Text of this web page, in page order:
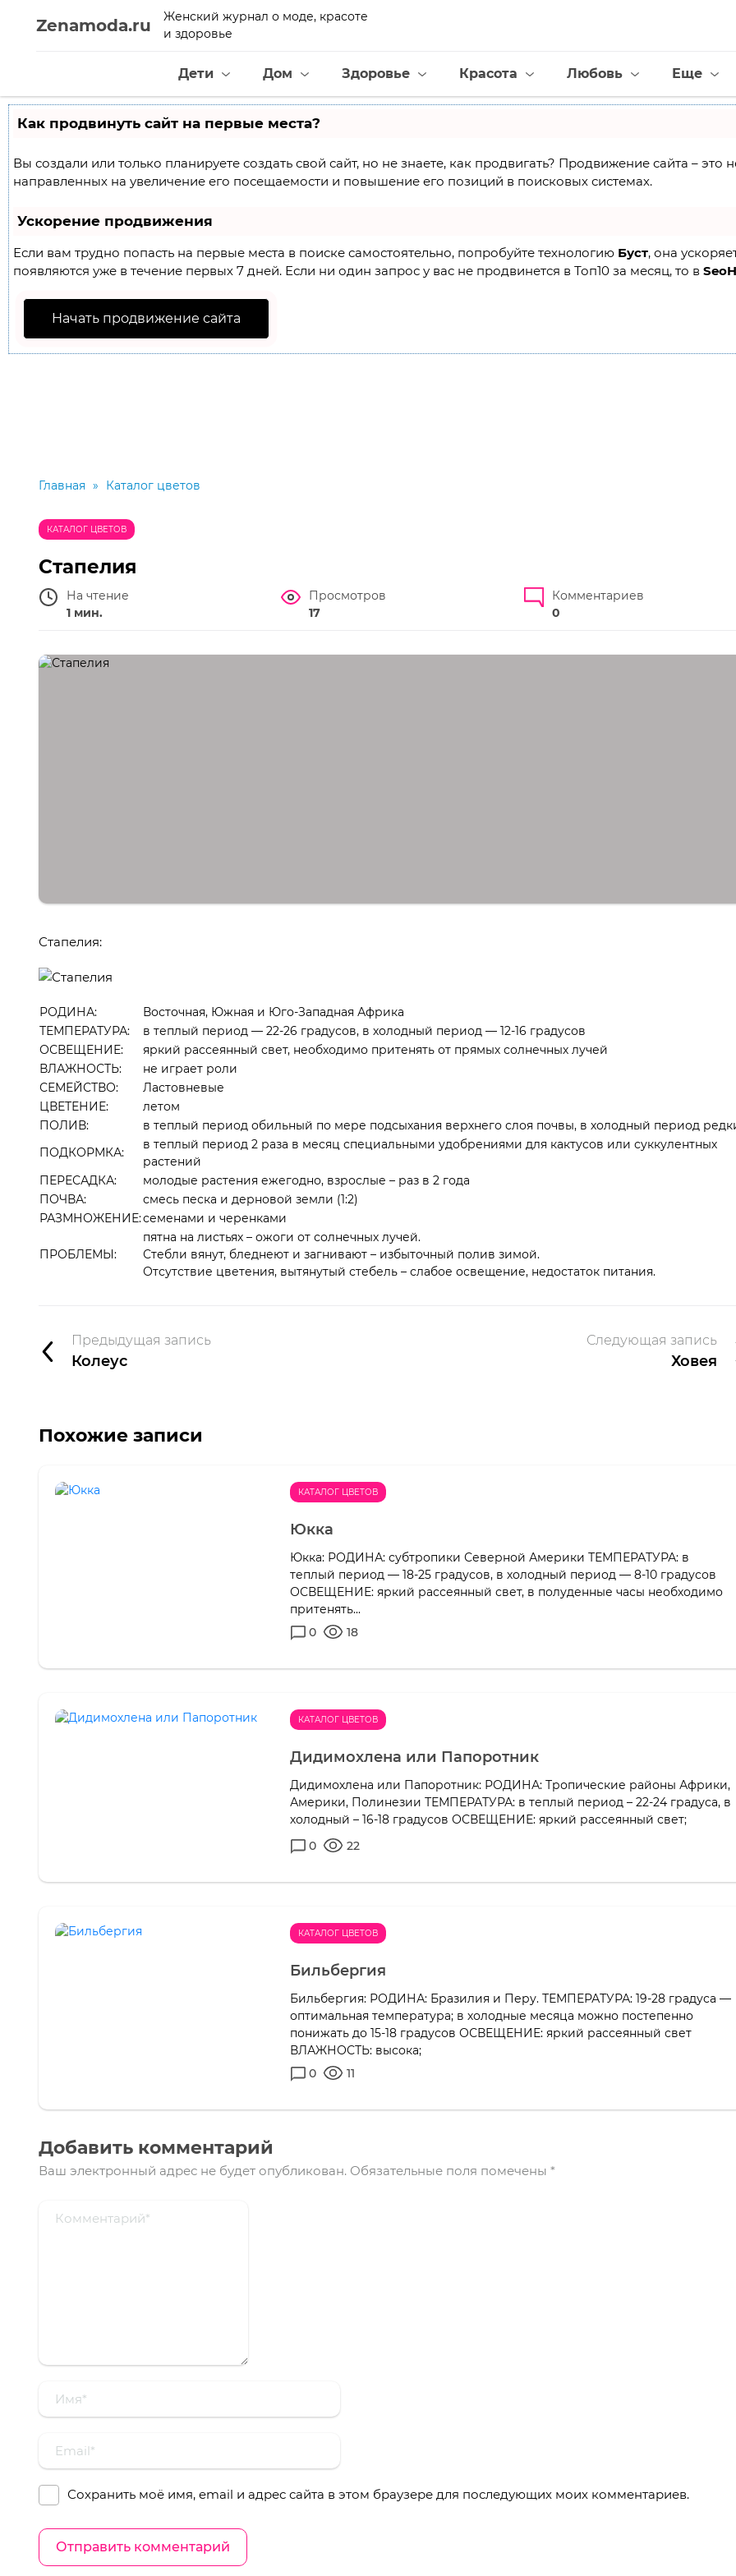
Zenamoda.ru
Женский журнал о моде, красоте
и здоровье
Дети Дом Здоровье Красота Любовь Еще
Как продвинуть сайт на первые места?
Вы создали или только планируете создать свой сайт, но не знаете, как продвигать? Продвижение сайта –
направленных на увеличение его посещаемости и повышение его позиций в поисковых системах.
Ускорение продвижения
Если вам трудно попасть на первые места в поиске самостоятельно, попробуйте технологию Буст, она
появляются уже в течение первых 7 дней. Если ни один запрос у вас не продвинется в Топ10 за месяц, то в
Начать продвижение сайта
Главная » Каталог цветов
КАТАЛОГ ЦВЕТОВ
Стапелия
На чтение
1 мин.
Просмотров
17
Комментариев
0
Стапелия:
РОДИНА:
Восточная, Южная и Юго-Западная Африка
ТЕМПЕРАТУРА:
в теплый период — 22-26 градусов, в холодный период — 12-16 градусов
ОСВЕЩЕНИЕ:
яркий рассеянный свет, необходимо притенять от прямых солнечных лучей
ВЛАЖНОСТЬ:
не играет роли
СЕМЕЙСТВО:
Ластовневые
ЦВЕТЕНИЕ:
летом
ПОЛИВ:
в теплый период обильный по мере подсыхания верхнего слоя почвы, в холодный период
ПОДКОРМКА:
в теплый период 2 раза в месяц специальными удобрениями для кактусов или суккулентных
растений
ПЕРЕСАДКА:
молодые растения ежегодно, взрослые – раз в 2 года
ПОЧВА:
смесь песка и дерновой земли (1:2)
РАЗМНОЖЕНИЕ:семенами и черенками
ПРОБЛЕМЫ:
пятна на листьях – ожоги от солнечных лучей.
Стебли вянут, бледнеют и загнивают – избыточный полив зимой.
Отсутствие цветения, вытянутый стебель – слабое освещение, недостаток питания.
Предыдущая запись
Колеус
Следующая запись
Ховея
Похожие записи
КАТАЛОГ ЦВЕТОВ
Юкка
Юкка: РОДИНА: субтропики Северной Америки ТЕМПЕРАТУРА: в
теплый период — 18-25 градусов, в холодный период — 8-10 градусов
ОСВЕЩЕНИЕ: яркий рассеянный свет, в полуденные часы необходимо
притенять...
0
18
КАТАЛОГ ЦВЕТОВ
Дидимохлена или Папоротник
Дидимохлена или Папоротник: РОДИНА: Тропические районы Африки,
Америки, Полинезии ТЕМПЕРАТУРА: в теплый период – 22-24 градуса, в
холодный – 16-18 градусов ОСВЕЩЕНИЕ: яркий рассеянный свет;
0
22
КАТАЛОГ ЦВЕТОВ
Бильбергия
Бильбергия: РОДИНА: Бразилия и Перу. ТЕМПЕРАТУРА: 19-28 градуса —
оптимальная температура; в холодные месяца можно постепенно
понижать до 15-18 градусов ОСВЕЩЕНИЕ: яркий рассеянный свет
ВЛАЖНОСТЬ: высока;
0
11
Добавить комментарий
Ваш электронный адрес не будет опубликован. Обязательные поля помечены *
Сохранить моё имя, email и адрес сайта в этом браузере для последующих моих комментариев.